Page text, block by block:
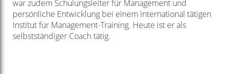
war zudem Schulungsleiter für Management und
persönliche Entwicklung bei einem international tätigen
Institut für Management-Training. Heute ist er als
selbstständiger Coach tätig.